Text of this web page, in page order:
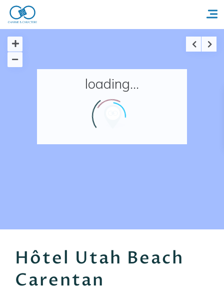
Accueil
Nos adresses en France
loading...
Hôtel Utah Beach
Carentan